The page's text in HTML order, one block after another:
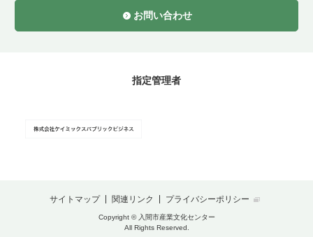
お問い合わせ
指定管理者
サイトマップ 関連リンク プライバシーポリシー
Copyright © 入間市産業文化センター
All Rights Reserved.